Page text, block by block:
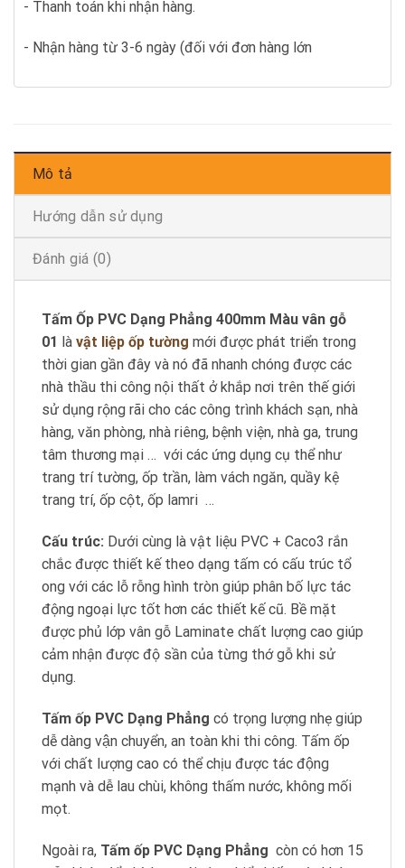
- Thanh toán khi nhận hàng.
- Nhận hàng từ 3-6 ngày (đối với đơn hàng lớn
Mô tả
Đánh giá (0)
Hướng dẫn sử dụng
Tấm Ốp PVC Dạng Phẳng 400mm Màu vân gỗ
01 là vật liệp ốp tường mới được phát triển trong
thời gian gần đây và nó đã nhanh chóng được các
nhà thầu thi công nội thất ở khắp nơi trên thế giới
sử dụng rộng rãi cho các công trình khách sạn, nhà
hàng, văn phòng, nhà riêng, bệnh viện, nhà ga, trung
tâm thương mại … với các ứng dụng cụ thể như
trang trí tường, ốp trần, làm vách ngăn, quầy kệ
trang trí, ốp cột, ốp lamri …
Cấu trúc: Dưới cùng là vật liệu PVC + Caco3 rắn
chắc được thiết kế theo dạng tấm có cấu trúc tổ
ong với các lỗ rỗng hình tròn giúp phân bố lực tác
động ngoại lực tốt hơn các thiết kế cũ. Bề mặt
được phủ lớp vân gỗ Laminate chất lượng cao giúp
cảm nhận được độ sần của từng thớ gỗ khi sử
dụng.
Tấm ốp PVC Dạng Phẳng có trọng lượng nhẹ giúp
dễ dàng vận chuyển, an toàn khi thi công. Tấm ốp
với chất lượng cao có thể chịu được tác động
mạnh và dễ lau chùi, không thấm nước, không mối
mọt.
Ngoài ra, Tấm ốp PVC Dạng Phẳng còn có hơn 15